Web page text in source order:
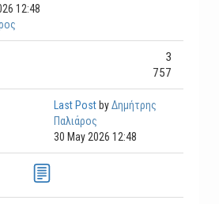
12:48
3
757
Last Post byΔημήτρης
Παλιάρος
30 May 2026 12:48